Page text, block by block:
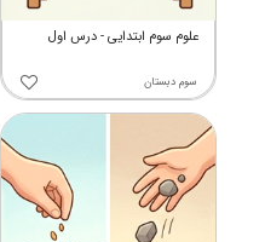
علوم سوم ابتدایی - درس اول
سوم دبستان